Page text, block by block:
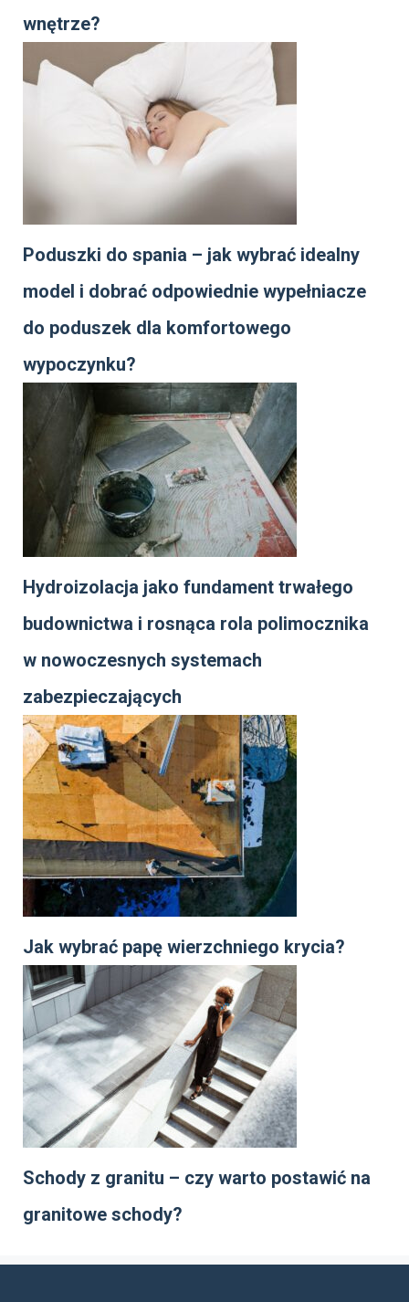
wnętrze?
Poduszki do spania – jak wybrać idealny
model i dobrać odpowiednie wypełniacze
do poduszek dla komfortowego
wypoczynku?
Hydroizolacja jako fundament trwałego
budownictwa i rosnąca rola polimocznika
w nowoczesnych systemach
zabezpieczających
Jak wybrać papę wierzchniego krycia?
Schody z granitu – czy warto postawić na
granitowe schody?